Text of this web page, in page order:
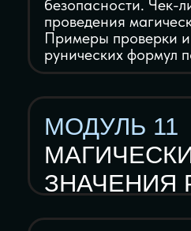
Чакровый расклад
Подарок 2
Создание рунических свечей
Подарок 3
109 899 ₽
59 899 ₽
от 5 899 ₽/мес